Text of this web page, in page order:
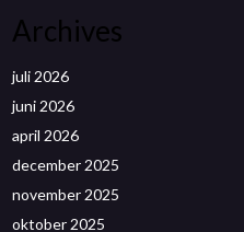
Archives
juli 2026
juni 2026
april 2026
december 2025
november 2025
oktober 2025